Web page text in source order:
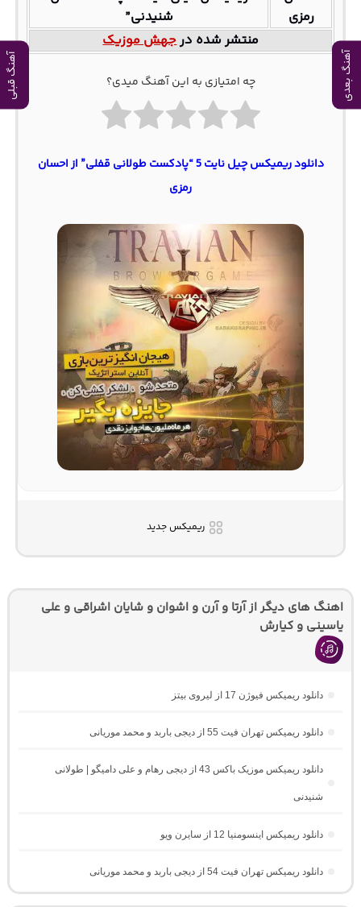
آهنگ بعدی آهنگ قبلی
رمزی
شنیدنی”
منتشر شده درجهش موزیک
چه امتیازی به این آهنگ میدی؟
دانلود ریمیکس چیل نایت 5 “پادکست طولانی قفلی” از احسان
رمزی
ریمیکس جدید
اهنگ های دیگر از آرتا و آرن و اشوان و شایان اشراقی و علی
یاسینی و کیارش
دانلود ریمیکس فیوژن 17 از لیروی بیتز
دانلود ریمیکس تهران فیت 55 از دیجی باربد و محمد موریانی
دانلود ریمیکس موزیک باکس 43 از دیجی رهام و علی دامیگو | طولانی
شنیدنی
دانلود ریمیکس اینسومنیا 12 از سایرن ویو
دانلود ریمیکس تهران فیت 54 از دیجی باربد و محمد موریانی